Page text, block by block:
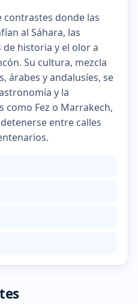
contrastes donde las
al Sáhara, las
historia y el olor a
Su cultura, mezcla
árabes y andalusíes, se
y la
como Fez o Marrakech,
entre calles